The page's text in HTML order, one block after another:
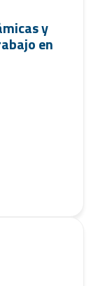
y
en